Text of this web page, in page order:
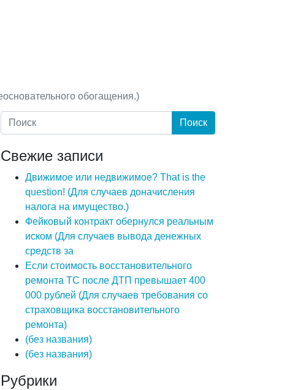
обогащения.)
Свежие записи
Движимое или недвижимое? That is the
question! (Для случаев доначисления
налога на имущество.)
Фейковый контракт обернулся реальным
иском (Для случаев вывода денежных
средств за
Если стоимость восстановительного
ремонта ТС после ДТП превышает 400
000 рублей (Для случаев требования со
страховщика восстановительного
ремонта)
(без названия)
(без названия)
Рубрики